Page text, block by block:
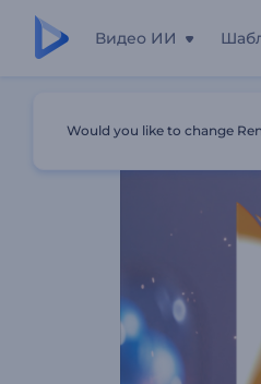
Видео ИИ
Would you like to change